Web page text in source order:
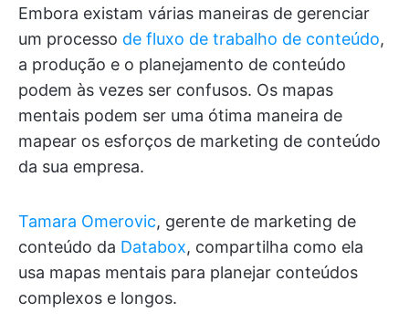
Embora existam várias maneiras de gerenciar
um processo de fluxo de trabalho de conteúdo,
a produção e o planejamento de conteúdo
podem às vezes ser confusos. Os mapas
mentais podem ser uma ótima maneira de
mapear os esforços de marketing de conteúdo
da sua empresa.
Tamara Omerovic, gerente de marketing de
conteúdo da Databox, compartilha como ela
usa mapas mentais para planejar conteúdos
complexos e longos.